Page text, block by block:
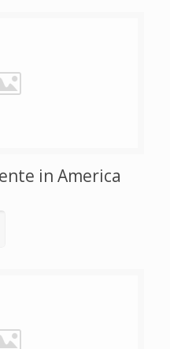
in America